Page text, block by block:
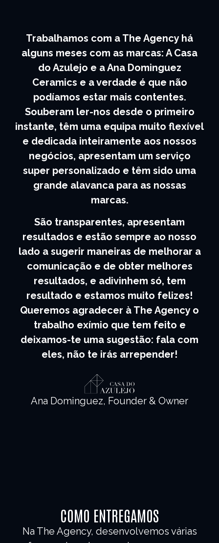
Trabalhamos com a The Agency há
alguns meses com as marcas: A Casa
do Azulejo e a Ana Dominguez
Ceramics e a verdade é que não
podíamos estar mais contentes.
Souberam ler-nos desde o primeiro
instante, têm uma equipa muito flexível
e dedicada inteiramente aos nossos
negócios, apresentam um serviço
super personalizado e têm sido uma
grande alavanca para as nossas
marcas.
São transparentes, apresentam
resultados e estão sempre ao nosso
lado a sugerir maneiras de melhorar a
comunicação e de obter melhores
resultados, e adivinhem só, tem
resultado e estamos muito felizes!
Queremos agradecer à The Agency o
trabalho exímio que tem feito e
deixamos-te uma sugestão: fala com
eles, não te irás arrepender!
Ana Dominguez, Founder & Owner
COMO ENTREGAMOS
Na The Agency, desenvolvemos várias